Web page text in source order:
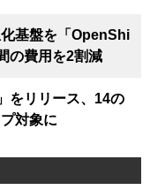
基盤を「OpenShi
の費用を2割減
をリリース、14の
対象に